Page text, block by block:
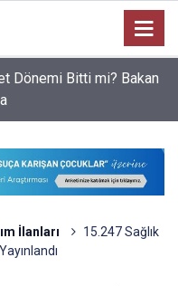
Dönemi Bitti mi? Bakan
İlanları
15.247 Sağlık